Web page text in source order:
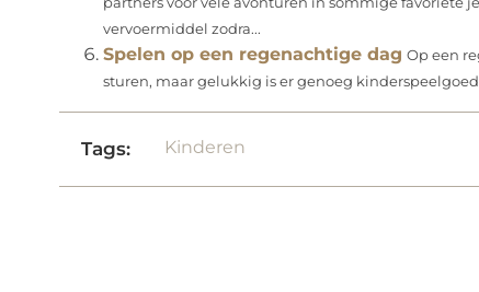
vervoermiddel zodra...
Spelen op een regenachtige dag Op een
sturen, maar gelukkig is er genoeg
Tags: Kinderen